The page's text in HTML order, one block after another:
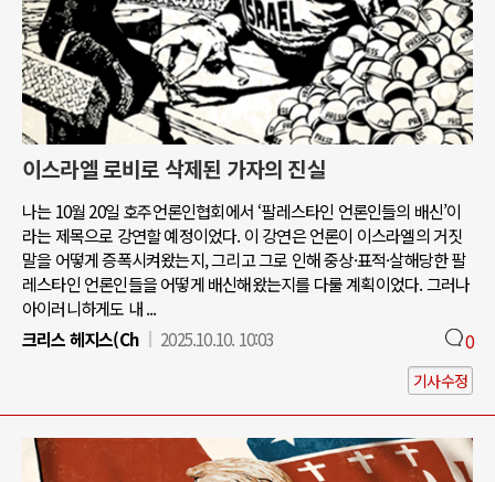
이스라엘 로비로 삭제된 가자의 진실
나는 10월 20일 호주언론인협회에서 ‘팔레스타인 언론인들의 배신’이
라는 제목으로 강연할 예정이었다. 이 강연은 언론이 이스라엘의 거짓
말을 어떻게 증폭시켜왔는지, 그리고 그로 인해 중상·표적·살해당한 팔
레스타인 언론인들을 어떻게 배신해왔는지를 다룰 계획이었다. 그러나
아이러니하게도 내 ...
크리스 헤지스(Ch
2025.10.10. 10:03 0
기사수정